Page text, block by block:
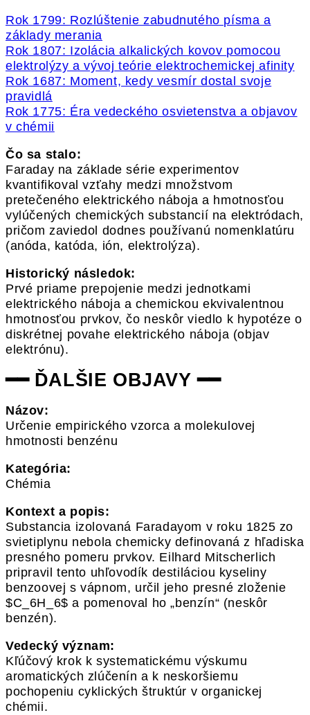
Rok 1799: Rozlúštenie zabudnutého písma a
základy merania
Rok 1807: Izolácia alkalických kovov pomocou
elektrolýzy a vývoj teórie elektrochemickej afinity
Rok 1687: Moment, kedy vesmír dostal svoje
pravidlá
Rok 1775: Éra vedeckého osvietenstva a objavov
v chémii
Čo sa stalo:
Faraday na základe série experimentov
kvantifikoval vzťahy medzi množstvom
pretečeného elektrického náboja a hmotnosťou
vylúčených chemických substancií na elektródach,
pričom zaviedol dodnes používanú nomenklatúru
(anóda, katóda, ión, elektrolýza).
Historický následok:
Prvé priame prepojenie medzi jednotkami
elektrického náboja a chemickou ekvivalentnou
hmotnosťou prvkov, čo neskôr viedlo k hypotéze o
diskrétnej povahe elektrického náboja (objav
elektrónu).
━━ ĎALŠIE OBJAVY ━━
Názov:
Určenie empirického vzorca a molekulovej
hmotnosti benzénu
Kategória:
Chémia
Kontext a popis:
Substancia izolovaná Faradayom v roku 1825 zo
svietiplynu nebola chemicky definovaná z hľadiska
presného pomeru prvkov. Eilhard Mitscherlich
pripravil tento uhľovodík destiláciou kyseliny
benzoovej s vápnom, určil jeho presné zloženie
$C_6H_6$ a pomenoval ho „benzín“ (neskôr
benzén).
Vedecký význam:
Kľúčový krok k systematickému výskumu
aromatických zlúčenín a k neskoršiemu
pochopeniu cyklických štruktúr v organickej
chémii.